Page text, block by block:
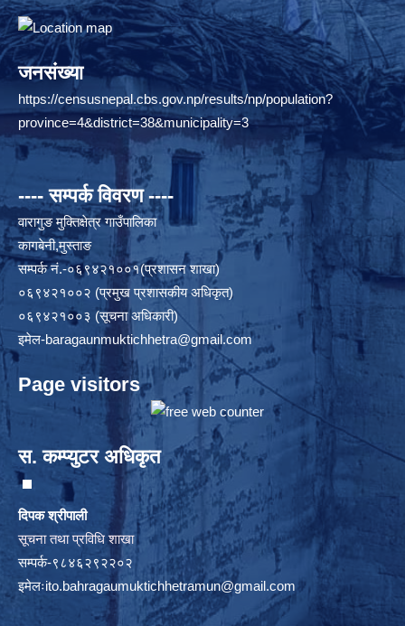
जनसंख्या
https://censusnepal.cbs.gov.np/results/np/population?
province=4&district=38&municipality=3
---- सम्पर्क विवरण ----
वारागुङ मुक्तिक्षेत्र गाउँपालिका
कागबेनी,मुस्ताङ
सम्पर्क नं.-०६९४२१००१(प्रशासन शाखा)
०६९४२१००२ (प्रमुख प्रशासकीय अधिकृत)
०६९४२१००३ (सूचना अधिकारी)
इमेल-baragaunmuktichhetra@gmail.com
Page visitors
स. कम्प्युटर अधिकृत
दिपक श्रीपाली
सूचना तथा प्रविधि शाखा
सम्पर्क-९८४६२९२२०२
इमेलःito.bahragaumuktichhetramun@gmail.com